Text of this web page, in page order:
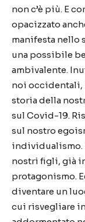
non c’è più. E
opacizzato
manifesta nello
una possibile
ambivalente.
noi occidentali,
storia della
sul Covid-19.
sul nostro
individualismo.
nostri figli, già
protagonismo.
diventare un
cui risvegliare